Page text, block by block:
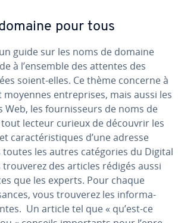
pour tous
guide sur les noms de domaine
à l’ensemble des attentes des
soient-elles. Ce thème concerne à
moyennes en­tre­prises, mais aussi les
Web, les four­nis­seurs de noms de
lecteur curieux de découvrir les
ca­rac­té­ris­tiques d’une adresse
toutes les autres ca­té­go­ries du Digital
trouverez des articles rédigés aussi
que les experts. Pour chaque
vous trouverez les in­for­ma­
Un article tel que « qu’est-ce